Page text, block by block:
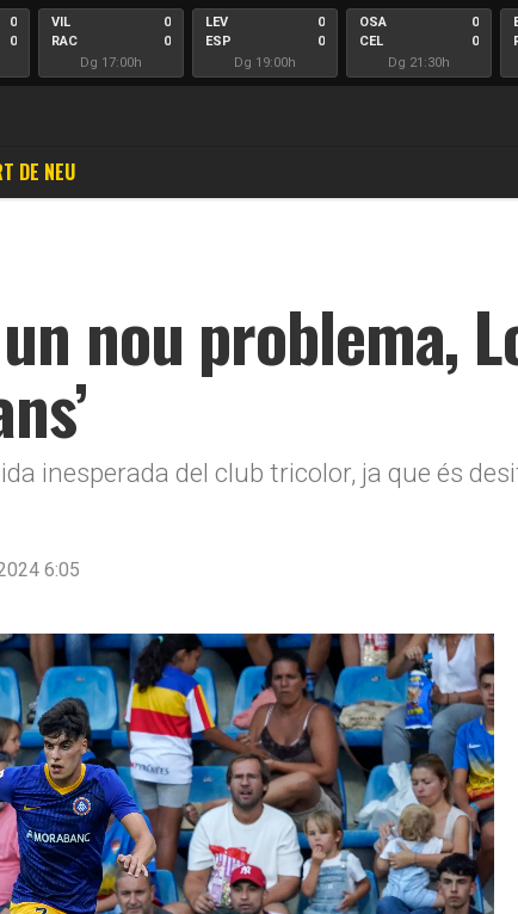
0
0
VIL
RAC
0
0
Dg 17:00h
LEV
ESP
0
0
Dg 19:00h
OSA
CEL
0
0
Dg 21:30h
DE NEU
nou problema,
inesperada del club tricolor, ja que és
6:05